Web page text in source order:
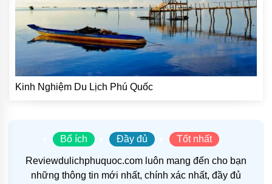
Kinh Nghiệm Du Lịch Phú Quốc
Bổ ích Đầy đủ Tốt nhất
Reviewdulichphuquoc.com luôn mang đến cho bạn
những thông tin mới nhất, chính xác nhất, đầy đủ